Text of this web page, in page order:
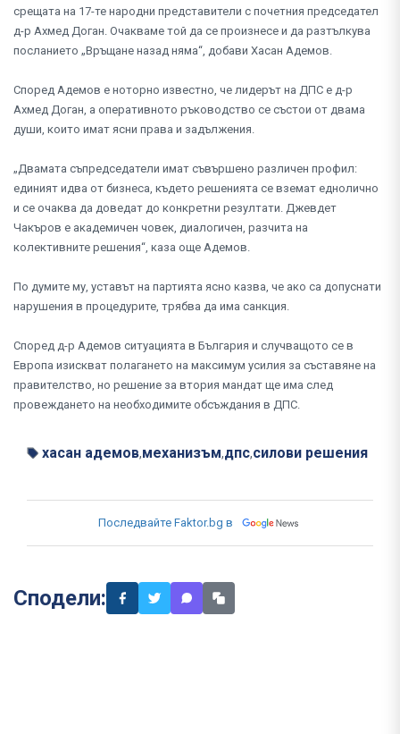
срещата на 17-те народни представители с почетния председател
д-р Ахмед Доган. Очакваме той да се произнесе и да разтълкува
посланието „Връщане назад няма“, добави Хасан Адемов.
Според Адемов е ноторно известно, че лидерът на ДПС е д-р
Ахмед Доган, а оперативното ръководство се състои от двама
души, които имат ясни права и задължения.
„Двамата съпредседатели имат съвършено различен профил:
единият идва от бизнеса, където решенията се вземат еднолично
и се очаква да доведат до конкретни резултати. Джевдет
Чакъров е академичен човек, диалогичен, разчита на
колективните решения“, каза още Адемов.
По думите му, уставът на партията ясно казва, че ако са допуснати
нарушения в процедурите, трябва да има санкция.
Според д-р Адемов ситуацията в България и случващото се в
Европа изискват полагането на максимум усилия за съставяне на
правителство, но решение за втория мандат ще има след
провеждането на необходимите обсъждания в ДПС.
хасан адемов,механизъм,дпс,силови решения
Последвайте Faktor.bg в
Сподели: